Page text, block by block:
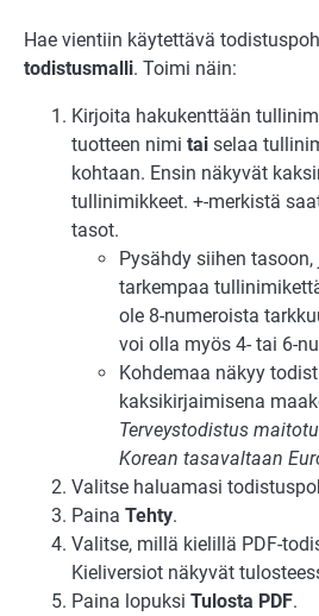
Hae vientiin käytettävä
todistusmalli. Toimi näin:
Kirjoita hakukenttään
tuotteen nimi tai selaa
kohtaan. Ensin näkyvät
tullinimikkeet. +-merkistä
tasot.
Pysähdy siihen
tarkempaa
ole 8-numeroista
voi olla myös 4- tai 6-
Kohdemaa näkyy
kaksikirjaimisena
Terveystodistus
Korean tasavaltaan
Valitse haluamasi
Paina Tehty.
Valitse, millä kielillä PDF-
Kieliversiot näkyvät
Paina lopuksi Tulosta PDF.